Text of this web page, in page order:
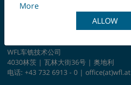
WFL车铣技术公司
4030林茨 | 瓦林大街36号 | 奥地利
电话: +43 732 6913 - 0 | office(at)wfl.at
More
ALLOW